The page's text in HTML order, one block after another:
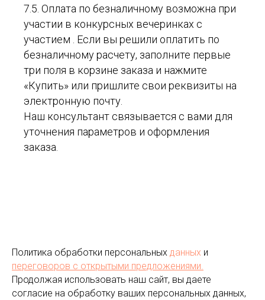
7.5. Оплата по безналичному возможна при
участии в конкурсных вечеринках с
участием . Если вы решили оплатить по
безналичному расчету, заполните первые
три поля в корзине заказа и нажмите
«Купить» или пришлите свои реквизиты на
электронную почту.
Наш консультант связывается с вами для
уточнения параметров и оформления
заказа.
Политика обработки персональных данных и
переговоров с открытыми предложениями.
Продолжая использовать наш сайт, вы даете
согласие на обработку ваших персональных данных,